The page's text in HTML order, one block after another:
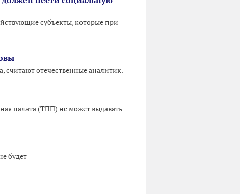
субъекты, которые при
считают отечественные аналитик.
палата (ТПП) не может выдавать
будет